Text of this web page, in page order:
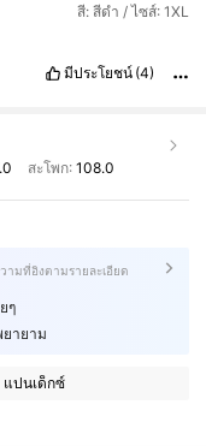
สี: สีดำ / ไซส์: 1XL
มีประโยชน์ (4)
สะโพก: 108.0
ามที่อิงตามรายละเอียด
ๆ
ายาม
แปนเด็กซ์